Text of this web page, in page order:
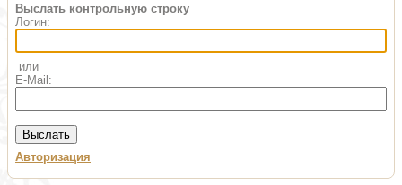
Выслать контрольную строку
Логин:
или
E-Mail:
Авторизация